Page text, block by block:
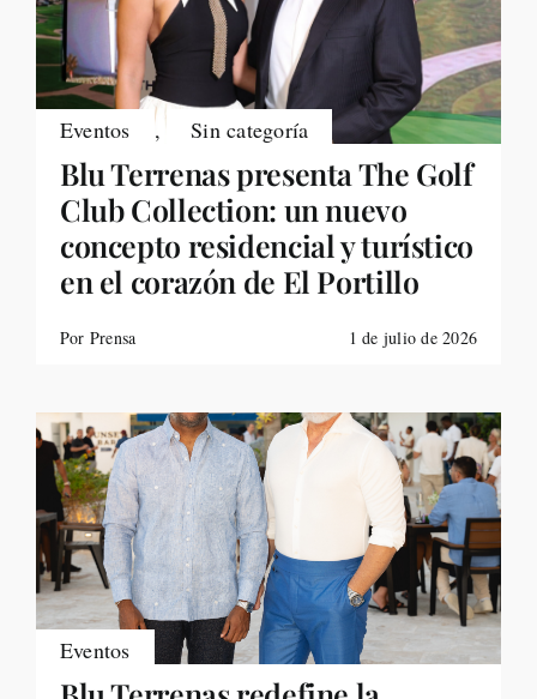
Eventos , Sin categoría
Blu Terrenas presenta The Golf
Club Collection: un nuevo
concepto residencial y turístico
en el corazón de El Portillo
Por Prensa 1 de julio de 2026
Eventos